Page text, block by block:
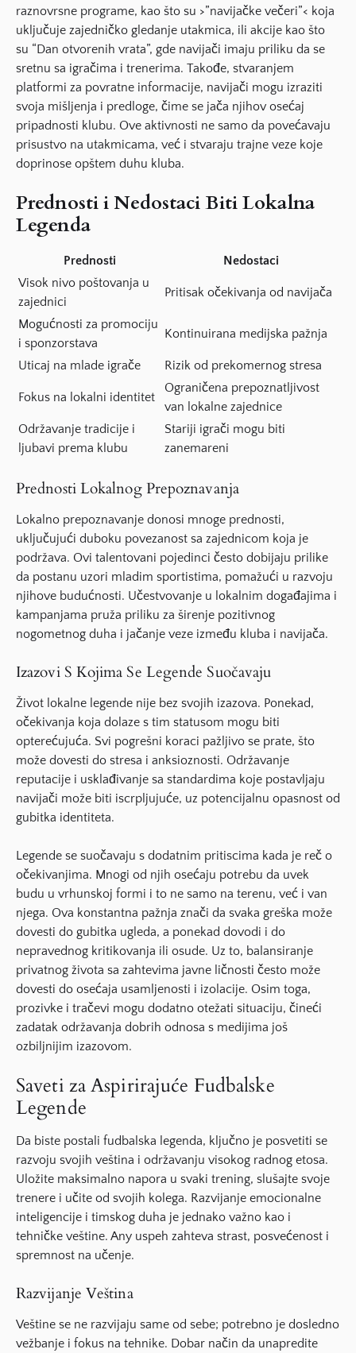
raznovrsne programe, kao što su >”navijačke večeri”< koja
uključuje zajedničko gledanje utakmica, ili akcije kao što
su “Dan otvorenih vrata”, gde navijači imaju priliku da se
sretnu sa igračima i trenerima. Takođe, stvaranjem
platformi za povratne informacije, navijači mogu izraziti
svoja mišljenja i predloge, čime se jača njihov osećaj
pripadnosti klubu. Ove aktivnosti ne samo da povećavaju
prisustvo na utakmicama, već i stvaraju trajne veze koje
doprinose opštem duhu kluba.
Prednosti i Nedostaci Biti Lokalna
Legenda
Prednosti
Nedostaci
Visok nivo poštovanja u
zajednici
Pritisak očekivanja od navijača
Mogućnosti za promociju
i sponzorstava
Kontinuirana medijska pažnja
Uticaj na mlade igrače Rizik od prekomernog stresa
Fokus na lokalni identitet
Ograničena prepoznatljivost
van lokalne zajednice
Održavanje tradicije i
ljubavi prema klubu
Stariji igrači mogu biti
zanemareni
Prednosti Lokalnog Prepoznavanja
Lokalno prepoznavanje donosi mnoge prednosti,
uključujući duboku povezanost sa zajednicom koja je
podržava. Ovi talentovani pojedinci često dobijaju prilike
da postanu uzori mladim sportistima, pomažući u razvoju
njihove budućnosti. Učestvovanje u lokalnim događajima i
kampanjama pruža priliku za širenje pozitivnog
nogometnog duha i jačanje veze između kluba i navijača.
Izazovi S Kojima Se Legende Suočavaju
Život lokalne legende nije bez svojih izazova. Ponekad,
očekivanja koja dolaze s tim statusom mogu biti
opterećujuća. Svi pogrešni koraci pažljivo se prate, što
može dovesti do stresa i anksioznosti. Održavanje
reputacije i usklađivanje sa standardima koje postavljaju
navijači može biti iscrpljujuće, uz potencijalnu opasnost od
gubitka identiteta.
Legende se suočavaju s dodatnim pritiscima kada je reč o
očekivanjima. Mnogi od njih osećaju potrebu da uvek
budu u vrhunskoj formi i to ne samo na terenu, već i van
njega. Ova konstantna pažnja znači da svaka greška može
dovesti do gubitka ugleda, a ponekad dovodi i do
nepravednog kritikovanja ili osude. Uz to, balansiranje
privatnog života sa zahtevima javne ličnosti često može
dovesti do osećaja usamljenosti i izolacije. Osim toga,
prozivke i tračevi mogu dodatno otežati situaciju, čineći
zadatak održavanja dobrih odnosa s medijima još
ozbiljnijim izazovom.
Saveti za Aspirirajuće Fudbalske
Legende
Da biste postali fudbalska legenda, ključno je posvetiti se
razvoju svojih veština i održavanju visokog radnog etosa.
Uložite maksimalno napora u svaki trening, slušajte svoje
trenere i učite od svojih kolega. Razvijanje emocionalne
inteligencije i timskog duha je jednako važno kao i
tehničke veštine. Any uspeh zahteva strast, posvećenost i
spremnost na učenje.
Razvijanje Veština
Veštine se ne razvijaju same od sebe; potrebno je dosledno
vežbanje i fokus na tehnike. Dobar način da unapredite